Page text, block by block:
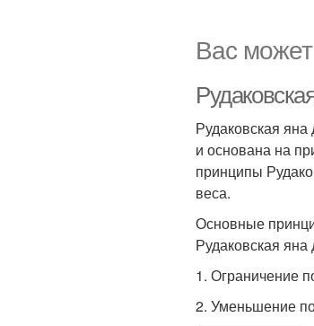
Вас
Рудаковская
и основана на
принципы
веса.
Основные
Рудаковская
1. Ограничение
2. Уменьшение